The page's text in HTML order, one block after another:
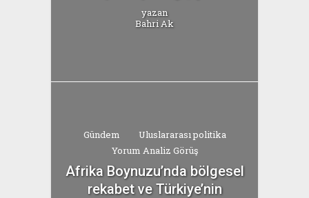
yazan
Bahri Ak
Gündem
Uluslararası politika
Yorum Analiz Görüş
Afrika Boynuzu’nda bölgesel
rekabet ve Türkiye’nin